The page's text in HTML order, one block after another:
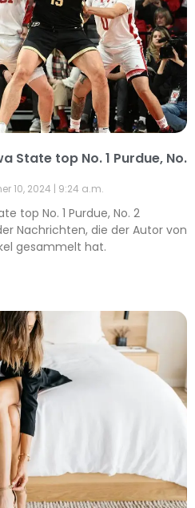
State top No. 1 Purdue, No.
10, 2024 9:24 a.m.
top No. 1 Purdue, No. 2
Nachrichten, die der Autor von
gesammelt hat.